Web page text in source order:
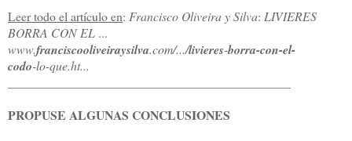
Leer todo el artículo en: Francisco Oliveira y Silva: LIVIERES
BORRA CON EL ...
www.franciscooliveiraysilva.com/.../livieres-borra-con-el-
codo-lo-que.ht...
PROPUSE ALGUNAS CONCLUSIONES